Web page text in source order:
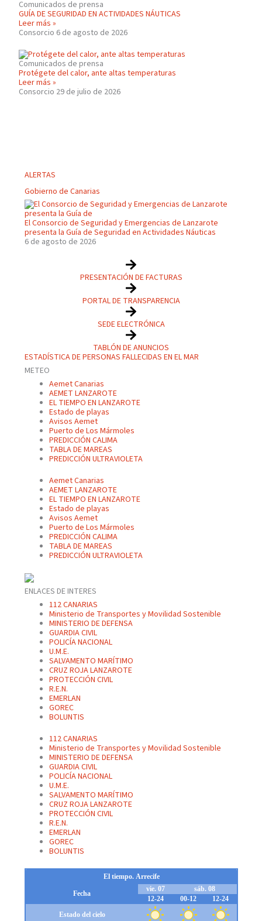
Comunicados de prensa
GUÍA DE SEGURIDAD EN ACTIVIDADES NÁUTICAS
Leer más »
Consorcio 6 de agosto de 2026
Comunicados de prensa
Protégete del calor, ante altas temperaturas
Leer más »
Consorcio 29 de julio de 2026
ALERTAS
Gobierno de Canarias
El Consorcio de Seguridad y Emergencias de Lanzarote
presenta la Guía de Seguridad en Actividades Náuticas
6 de agosto de 2026
PRESENTACIÓN DE FACTURAS
PORTAL DE TRANSPARENCIA
SEDE ELECTRÓNICA
TABLÓN DE ANUNCIOS
ESTADÍSTICA DE PERSONAS FALLECIDAS EN EL MAR
METEO
Aemet Canarias
AEMET LANZAROTE
EL TIEMPO EN LANZAROTE
Estado de playas
Avisos Aemet
Puerto de Los Mármoles
PREDICCIÓN CALIMA
TABLA DE MAREAS
PREDICCIÓN ULTRAVIOLETA
Aemet Canarias
AEMET LANZAROTE
EL TIEMPO EN LANZAROTE
Estado de playas
Avisos Aemet
Puerto de Los Mármoles
PREDICCIÓN CALIMA
TABLA DE MAREAS
PREDICCIÓN ULTRAVIOLETA
ENLACES DE INTERES
112 CANARIAS
Ministerio de Transportes y Movilidad Sostenible
MINISTERIO DE DEFENSA
GUARDIA CIVIL
POLICÍA NACIONAL
U.M.E.
SALVAMENTO MARÍTIMO
CRUZ ROJA LANZAROTE
PROTECCIÓN CIVIL
R.E.N.
EMERLAN
GOREC
BOLUNTIS
112 CANARIAS
Ministerio de Transportes y Movilidad Sostenible
MINISTERIO DE DEFENSA
GUARDIA CIVIL
POLICÍA NACIONAL
U.M.E.
SALVAMENTO MARÍTIMO
CRUZ ROJA LANZAROTE
PROTECCIÓN CIVIL
R.E.N.
EMERLAN
GOREC
BOLUNTIS